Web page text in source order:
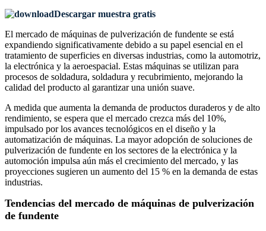
Descargar muestra gratis
El mercado de máquinas de pulverización de fundente se está
expandiendo significativamente debido a su papel esencial en el
tratamiento de superficies en diversas industrias, como la automotriz,
la electrónica y la aeroespacial. Estas máquinas se utilizan para
procesos de soldadura, soldadura y recubrimiento, mejorando la
calidad del producto al garantizar una unión suave.
A medida que aumenta la demanda de productos duraderos y de alto
rendimiento, se espera que el mercado crezca más del 10%,
impulsado por los avances tecnológicos en el diseño y la
automatización de máquinas. La mayor adopción de soluciones de
pulverización de fundente en los sectores de la electrónica y la
automoción impulsa aún más el crecimiento del mercado, y las
proyecciones sugieren un aumento del 15 % en la demanda de estas
industrias.
Tendencias del mercado de máquinas de pulverización
de fundente